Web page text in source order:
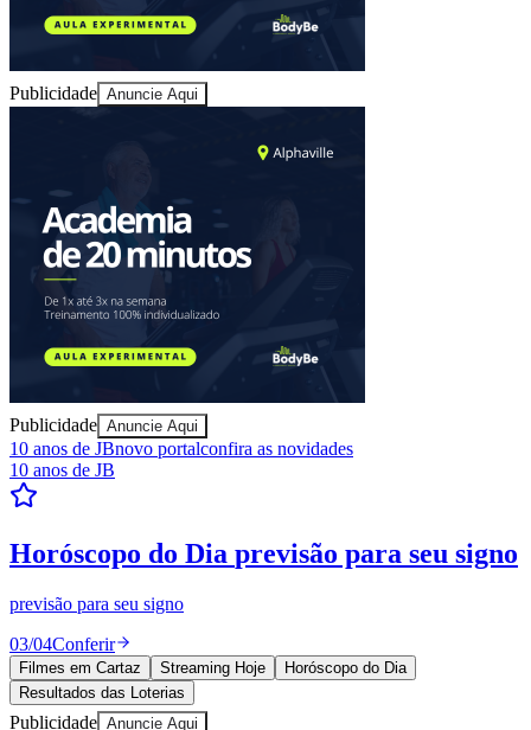
Vitória
Publicidade Anuncie Aqui
Publicidade Anuncie Aqui
10 anos de JBnovo portalconfira as novidades
10 anos de JB
Resultados das Loterias confira se ganhou
Mega-Sena, Quina, Lotofácil e todos os jogos. Resultado
04/04Ver resultados
Filmes em Cartaz Streaming Hoje
Resultados das Loterias